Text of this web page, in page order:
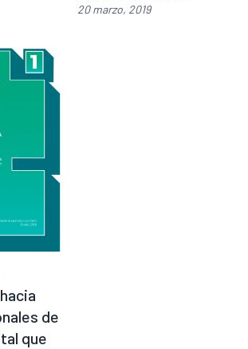
20 marzo, 2019
de
que